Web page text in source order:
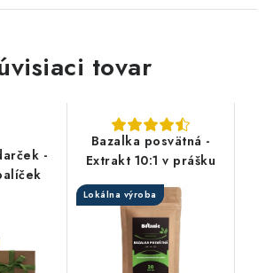
tovar
-
Bazalka posvätná -
Extrakt 10:1 v prášku
Lokálna výroba